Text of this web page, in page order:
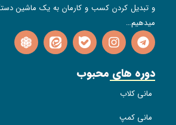
و تبدیل کردن کسب و کارمان به یک ماشین
میدهیم…
دوره های محبوب
مانی کلاب
مانی کمپ